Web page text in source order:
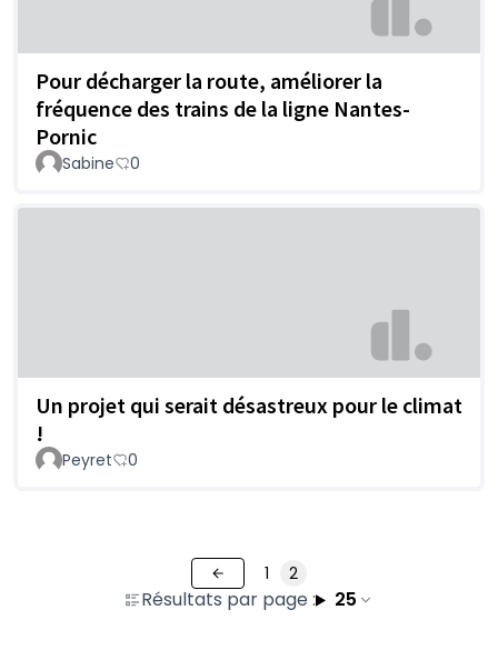
Pour décharger la route, améliorer la
fréquence des trains de la ligne Nantes-
Pornic
Sabine 0
Un projet qui serait désastreux pour le climat
!
Peyret 0
Résultats par page : 25
1 2